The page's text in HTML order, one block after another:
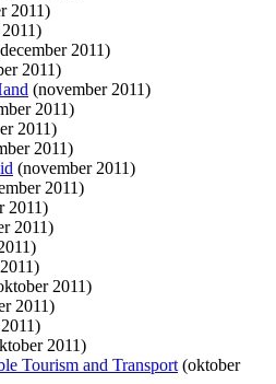
2011)
2011)
2011)
(november 2011)
2011)
2011)
2011)
(november 2011)
2011)
2011)
2011)
2011)
2011)
2011)
Tourism and Transport(oktober